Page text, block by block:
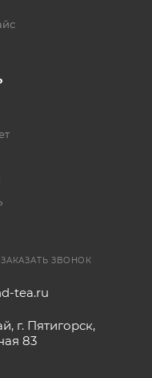
ЗАКАЗАТЬ ЗВОНОК
tea.ru
г. Пятигорск,
83